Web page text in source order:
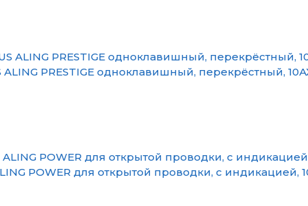
PRESTIGE одноклавишный, перекрёстный,
POWER для открытой проводки, с индикацией,